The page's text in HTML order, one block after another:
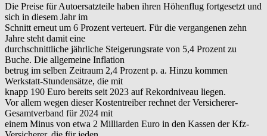
Die Preise für Autoersatzteile haben ihren Höhenflug fortgesetzt und
sich in diesem Jahr im
Schnitt erneut um 6 Prozent verteuert. Für die vergangenen zehn
Jahre steht damit eine
durchschnittliche jährliche Steigerungsrate von 5,4 Prozent zu
Buche. Die allgemeine Inflation
betrug im selben Zeitraum 2,4 Prozent p. a. Hinzu kommen
Werkstatt-Stundensätze, die mit
knapp 190 Euro bereits seit 2023 auf Rekordniveau liegen.
Vor allem wegen dieser Kostentreiber rechnet der Versicherer-
Gesamtverband für 2024 mit
einem Minus von etwa 2 Milliarden Euro in den Kassen der Kfz-